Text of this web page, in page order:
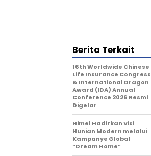
Berita Terkait
16th Worldwide Chinese
Life Insurance Congress
& International Dragon
Award (IDA) Annual
Conference 2026 Resmi
Digelar
Himel Hadirkan Visi
Hunian Modern melalui
Kampanye Global
“Dream Home”